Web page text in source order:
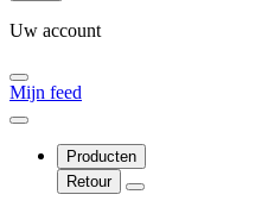
Uw account
Mijn feed
Producten
Retour